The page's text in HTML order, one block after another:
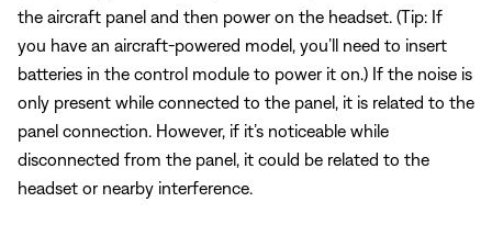
the aircraft panel and then power on the headset. (Tip: If
you have an aircraft-powered model, you’ll need to insert
batteries in the control module to power it on.) If the noise is
only present while connected to the panel, it is related to the
panel connection. However, if it’s noticeable while
disconnected from the panel, it could be related to the
headset or nearby interference.